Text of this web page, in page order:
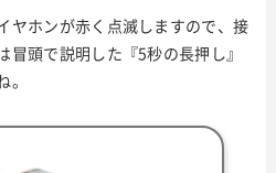
ヤホンが赤く点滅しますので、接
頭で説明した『5秒の長押し』